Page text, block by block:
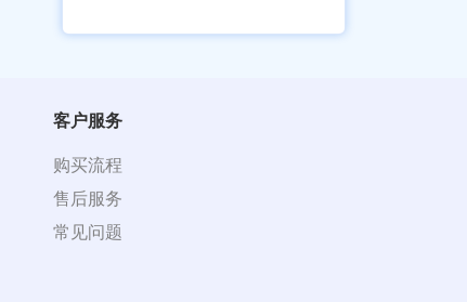
客户服务
购买流程
售后服务
常见问题